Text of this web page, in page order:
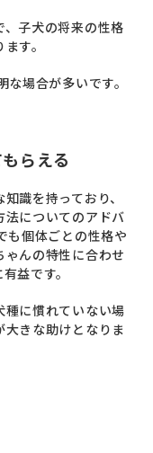
子犬の将来の性格
す。
場合が多いです。
らえる
識を持っており、
についてのアドバ
も個体ごとの性格や
んの特性に合わせ
益です。
に慣れていない場
きな助けとなりま